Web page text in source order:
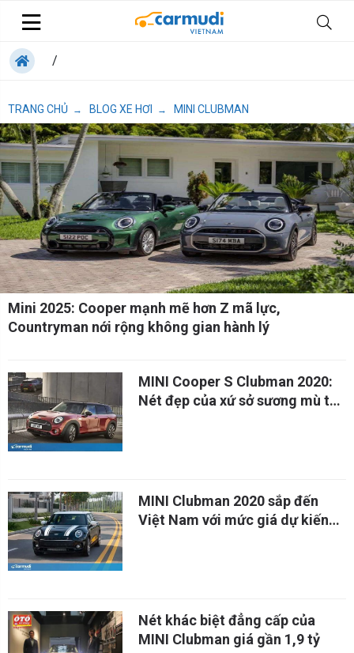
/
TRANG CHỦ → BLOG XE HƠI → MINI CLUBMAN
Mini 2025: Cooper mạnh mẽ hơn Z mã lực,
Countryman nới rộng không gian hành lý
MINI Cooper S Clubman 2020:
Nét đẹp của xứ sở sương mù tại
MINI Clubman 2020 sắp đến
Việt Nam với mức giá dự kiến
Nét khác biệt đẳng cấp của
MINI Clubman giá gần 1,9 tỷ